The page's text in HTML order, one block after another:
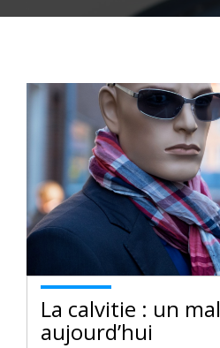
La calvitie : un
aujourd’hui